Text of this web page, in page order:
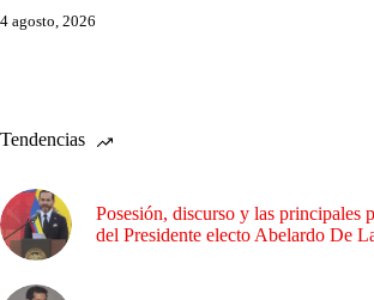
4 agosto, 2026
Tendencias
Posesión, discurso y las principales
del Presidente electo Abelardo De